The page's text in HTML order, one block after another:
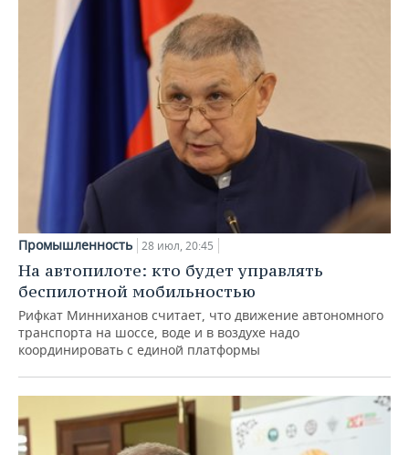
Промышленность 28 июл, 20:45
На автопилоте: кто будет управлять
беспилотной мобильностью
Рифкат Минниханов считает, что движение автономного
транспорта на шоссе, воде и в воздухе надо
координировать с единой платформы